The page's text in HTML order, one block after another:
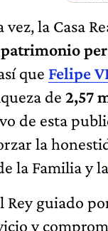
la Casa
patrimonio
que Felipe
de 2,57
de esta
la
la Familia y la
Rey guiado
y